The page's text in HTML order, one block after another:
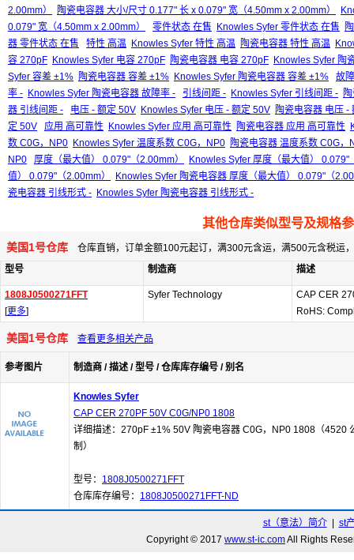
2.00mm）
陶瓷电容器 大小/尺寸 0.177" 长 x 0.079" 宽（4.50mm x 2.00mm）
0.079" 宽（4.50mm x 2.00mm）
零件状态 在售 Knowles Syfer 零件状态 在售
器 零件状态 在售
特性 高温 Knowles Syfer 特性 高温 陶瓷电容器 特性 高温
容 270pF Knowles Syfer 电容 270pF 陶瓷电容器 电容 270pF Knowles Syfer 陶
Syfer 容差 ±1% 陶瓷电容器 容差 ±1% Knowles Syfer 陶瓷电容器 容差 ±1%
故
率 - Knowles Syfer 陶瓷电容器 故障率 - 引线间距 - Knowles Syfer 引线间距 -
器 引线间距 -
电压 - 额定 50V Knowles Syfer 电压 - 额定 50V 陶瓷电容器 电压 -
定 50V
应用 高可靠性 Knowles Syfer 应用 高可靠性 陶瓷电容器 应用 高可靠性
数 C0G，NP0 Knowles Syfer 温度系数 C0G，NP0 陶瓷电容器 温度系数 C0G，
NP0
厚度（最大值） 0.079"（2.00mm）
Knowles Syfer 厚度（最大值） 0.079"
值） 0.079"（2.00mm）
Knowles Syfer 陶瓷电容器 厚度（最大值） 0.079"（
瓷电容器 引线形式 - Knowles Syfer 陶瓷电容器 引线形式 -
其他仓库类似型号及规格
美国1号仓库 仓库直销，订单金额100元起订，满300元含运，满500元含税运
型号
制造商 描述
1808J0500271FFT
[更多]
Syfer Technology
CAP CER
RoHS:
美国1号仓库 查看更多相关产品
参考图片 制造商 / 描述 / 型号 / 仓库库存编号 / 别名
Knowles Syfer
CAP CER 270PF 50V C0G/NP0 1808
详细描述：270pF ±1% 50V 陶瓷电容器 C0G，NP0 1808（4520
制）
型号： 1808J0500271FFT
仓库库存编号： 1808J0500271FFT-ND
st（意法）简介| st
Copyright © 2017 www.st-ic.comAll Rights